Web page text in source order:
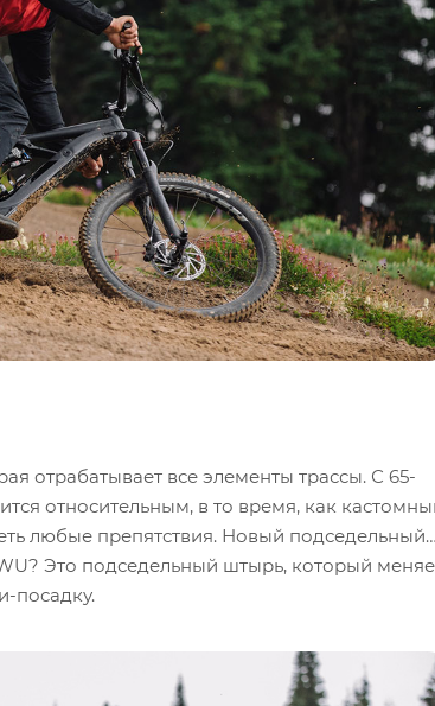
отрабатывает все элементы трассы. С 65-
относительным, в то время, как
любые препятствия. Новый подседельный
Это подседельный штырь, который
посадку.